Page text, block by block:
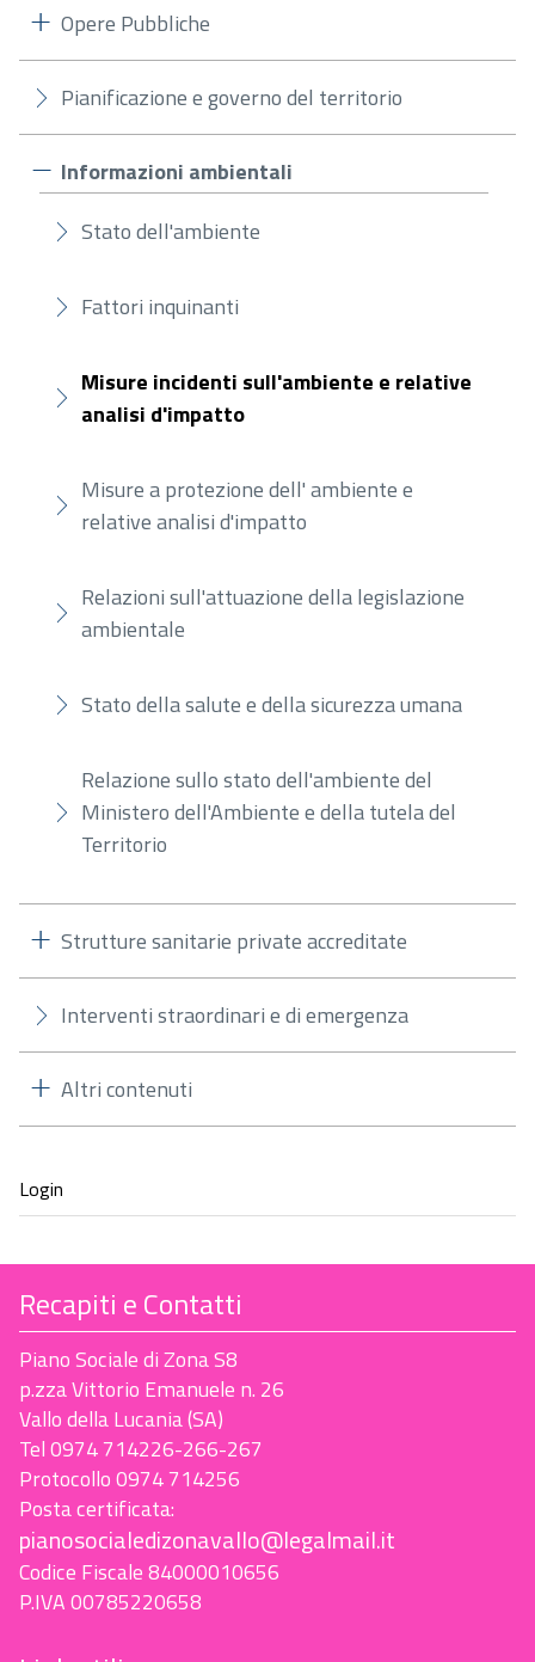
Opere Pubbliche
Pianificazione e governo del territorio
Informazioni ambientali
Stato dell'ambiente
Fattori inquinanti
Misure incidenti sull'ambiente e relative
analisi d'impatto
Misure a protezione dell' ambiente e
relative analisi d'impatto
Relazioni sull'attuazione della legislazione
ambientale
Stato della salute e della sicurezza umana
Relazione sullo stato dell'ambiente del
Ministero dell'Ambiente e della tutela del
Territorio
Strutture sanitarie private accreditate
Interventi straordinari e di emergenza
Altri contenuti
Recapiti e Contatti
Piano Sociale di Zona S8
p.zza Vittorio Emanuele n. 26
Vallo della Lucania (SA)
Tel 0974 714226-266-267
Protocollo 0974 714256
Posta certificata:
pianosocialedizonavallo@legalmail.it
Codice Fiscale 84000010656
P.IVA 00785220658